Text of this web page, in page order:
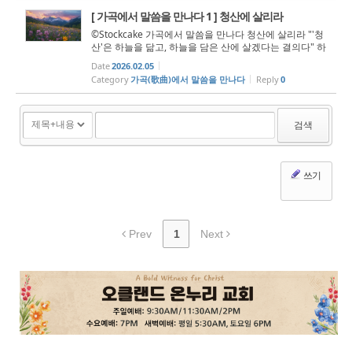
[ 가곡에서 말씀을 만나다 1 ] 청산에 살리라
©Stockcake 가곡에서 말씀을 만나다 청산에 살리라 "'청
산'은 하늘을 닮고, 하늘을 담은 산에 살겠다는 결의다" 하
나님께서는 사람을 하나님의 형상과 하나님의 모양으로
지으셨습니다. ‘Then God said, "Let us make man in ou
r image, i...
Date2026.02.05
Category 가곡(歌曲)에서 말씀을 만나다 Reply0
검색
쓰기
Prev 1 Next